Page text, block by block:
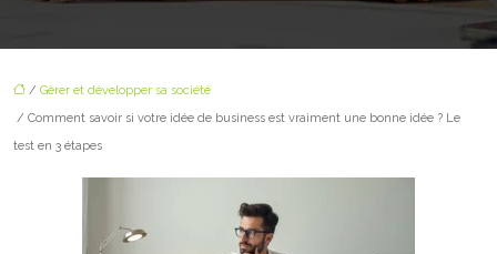
/ Gérer et développer sa société
/ Comment savoir si votre idée de business est vraiment une bonne idée ? Le
test en 3 étapes